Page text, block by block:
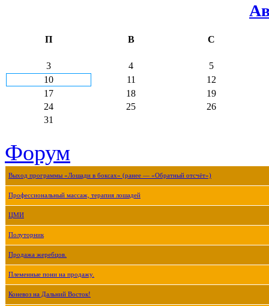
П В С
3 4
5
10
11
12
17
18
19
24
25
26
31
Форум
Выход программы «Лошади в боксах» (ранее — «Обратный отсчёт»)
Профессиональный массаж, терапия лошадей
ЦМИ
Полуторник
Продажа жеребцов.
Племенные пони на продажу.
Коневоз на Дальний Восток!